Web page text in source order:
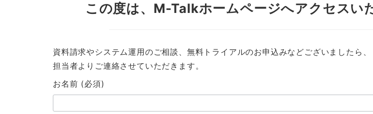
この度は、M-Talkホームページへアクセスい
資料請求やシステム運用のご相談、無料トライアルのお申込みなどございましたら
担当者よりご連絡させていただきます。
お名前 (必須)